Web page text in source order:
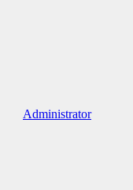
Administrator